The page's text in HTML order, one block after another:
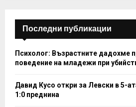
Последни публикации
Психолог: Възрастните дадохме
поведение на младежи при
Давид Кусо откри за Левски в 5-
1:0 преднина